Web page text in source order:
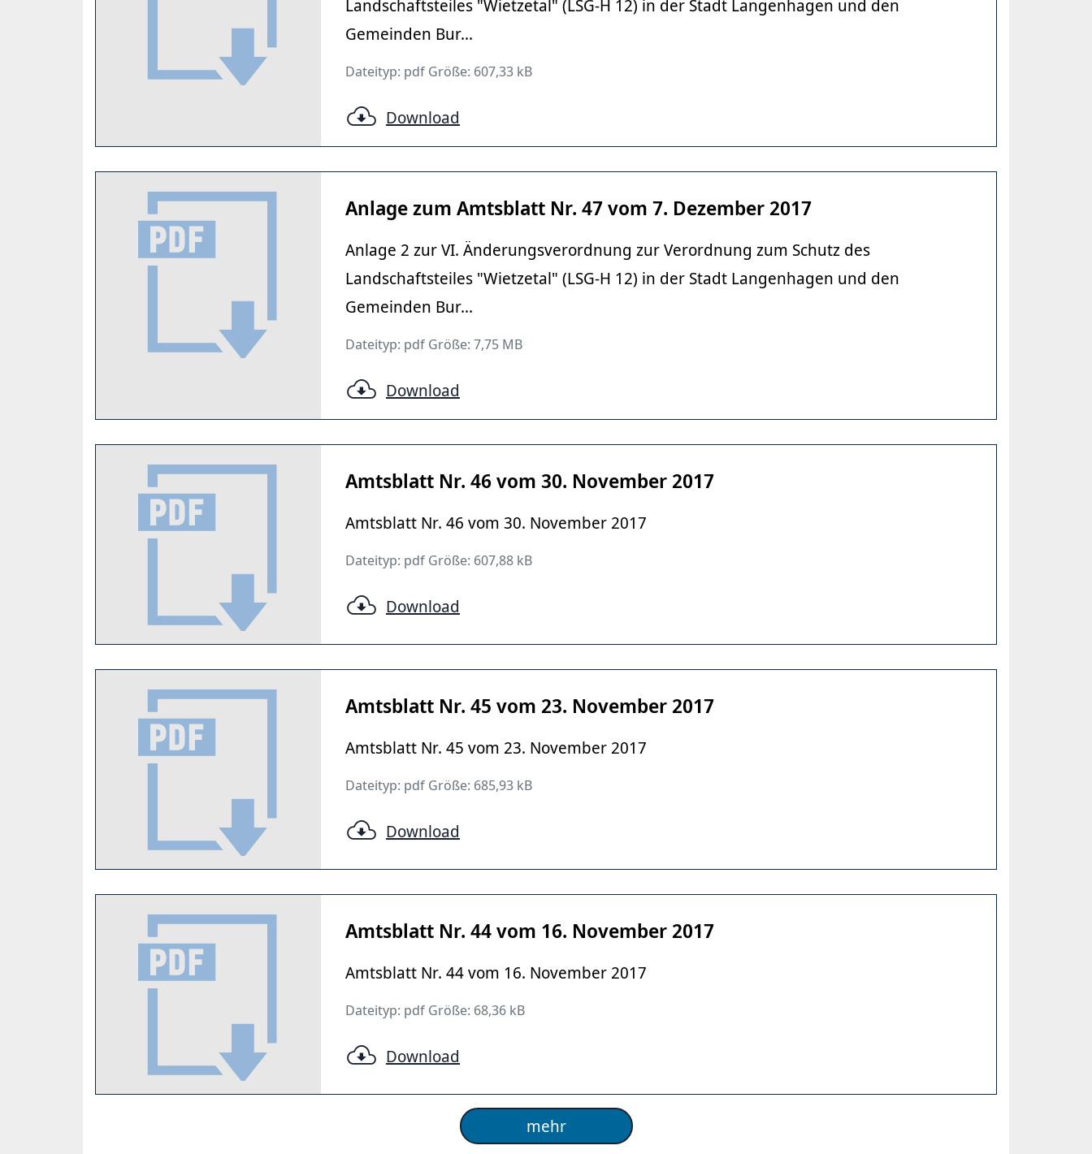
Landschaftsteiles "Wietzetal" (LSG-H 12) in der Stadt Langenhagen und den
Gemeinden Bur...
Dateityp: pdf Größe: 607,33 kB
Download
Anlage zum Amtsblatt Nr. 47 vom 7. Dezember 2017
Anlage 2 zur VI. Änderungsverordnung zur Verordnung zum Schutz des
Landschaftsteiles "Wietzetal" (LSG-H 12) in der Stadt Langenhagen und den
Gemeinden Bur...
Dateityp: pdf Größe: 7,75 MB
Download
Amtsblatt Nr. 46 vom 30. November 2017
Amtsblatt Nr. 46 vom 30. November 2017
Dateityp: pdf Größe: 607,88 kB
Download
Amtsblatt Nr. 45 vom 23. November 2017
Amtsblatt Nr. 45 vom 23. November 2017
Dateityp: pdf Größe: 685,93 kB
Download
Amtsblatt Nr. 44 vom 16. November 2017
Amtsblatt Nr. 44 vom 16. November 2017
Dateityp: pdf Größe: 68,36 kB
Download
mehr